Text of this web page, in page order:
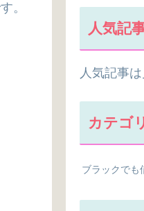
。
人気記
人気記事
カテゴ
ブラックでも